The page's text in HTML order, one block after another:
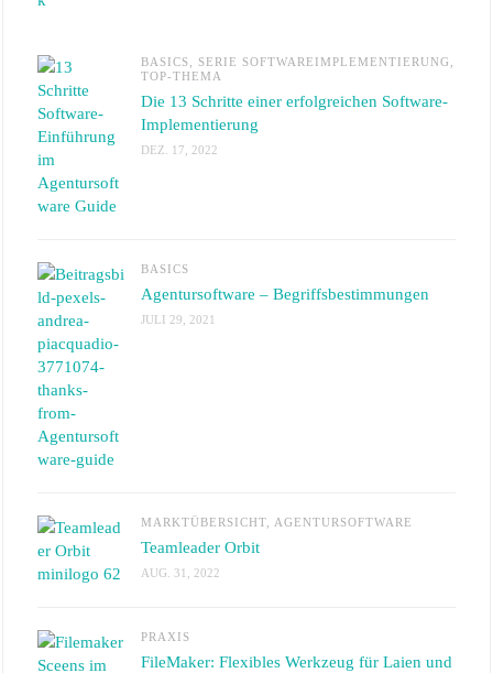
BASICS SERIE SOFTWAREIMPLEMENTIERUNG
TOP-THEMA
Die 13 Schritte einer erfolgreichen Software-
Implementierung
DEZ. 17, 2022
BASICS
Agentursoftware – Begriffsbestimmungen
JULI 29, 2021
MARKTÜBERSICHT, AGENTURSOFTWARE
Teamleader Orbit
AUG. 31, 2022
PRAXIS
FileMaker: Flexibles Werkzeug für Laien und